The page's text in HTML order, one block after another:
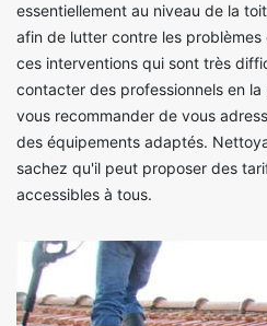
essentiellement au niveau de la
afin de lutter contre les
ces interventions qui sont très
contacter des professionnels en
vous recommander de vous
des équipements adaptés.
sachez qu'il peut proposer des
accessibles à tous.